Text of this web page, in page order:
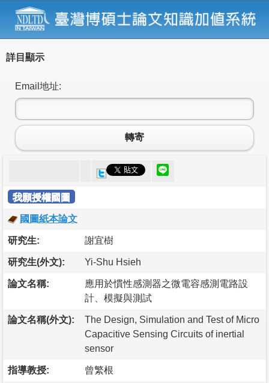
詳目顯示
Email地址:
轉寄
我願授權國圖
國圖紙本論文
研究生: 謝宜樹
研究生(外文): Yi-Shu Hsieh
論文名稱:
應用於慣性感測器之微電容感測電路設
計、模擬與測試
論文名稱(外文):
The Design, Simulation and Test of Micro
Capacitive Sensing Circuits of inertial
sensor
指導教授: 曾繁根